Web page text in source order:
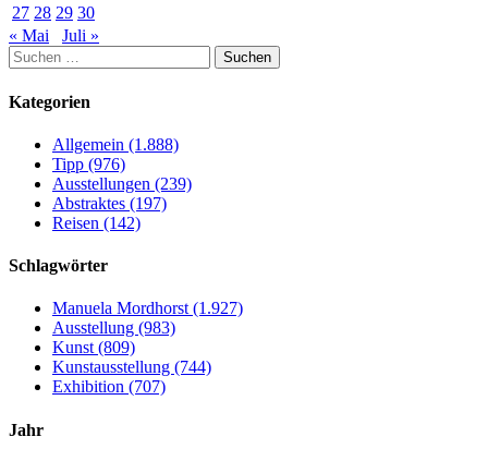
27 28 29 30
« Mai
Juli »
Suchen
nach:
Kategorien
Allgemein (1.888)
Tipp (976)
Ausstellungen (239)
Abstraktes (197)
Reisen (142)
Schlagwörter
Manuela Mordhorst (1.927)
Ausstellung (983)
Kunst (809)
Kunstausstellung (744)
Exhibition (707)
Jahr